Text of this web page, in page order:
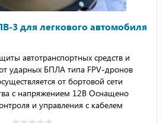
3 для легкового автомобиля
автотранспортных средств и
ударных БПЛА типа FPV-дронов
от бортовой сети
с напряжением 12В Оснащено
и управления с кабелем
увеличение мощности